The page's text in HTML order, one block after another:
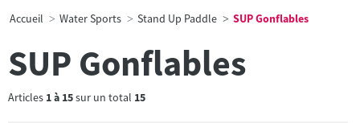
Accueil Water Sports Stand Up Paddle SUP Gonflables
SUP Gonflables
Articles 1à 15sur un total 15